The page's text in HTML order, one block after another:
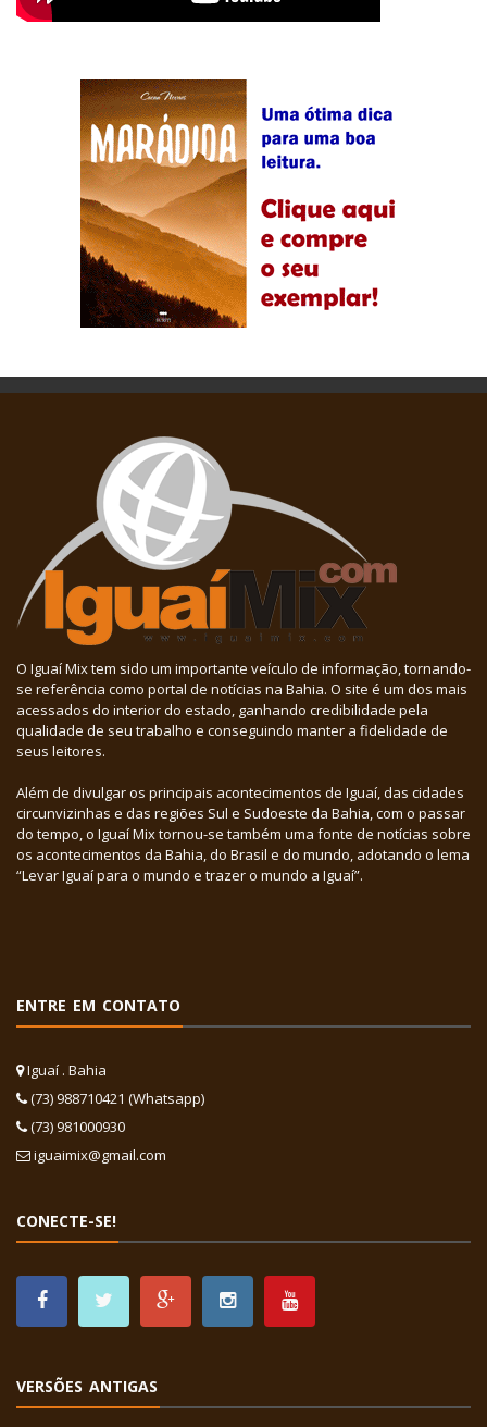
O Iguaí Mix tem sido um importante veículo de informação, tornando-
se referência como portal de notícias na Bahia. O site é um dos mais
acessados do interior do estado, ganhando credibilidade pela
qualidade de seu trabalho e conseguindo manter a fidelidade de
seus leitores.
Além de divulgar os principais acontecimentos de Iguaí, das cidades
circunvizinhas e das regiões Sul e Sudoeste da Bahia, com o passar
do tempo, o Iguaí Mix tornou-se também uma fonte de notícias sobre
os acontecimentos da Bahia, do Brasil e do mundo, adotando o lema
“Levar Iguaí para o mundo e trazer o mundo a Iguaí”.
ENTRE EM CONTATO
Iguaí . Bahia
(73) 988710421 (Whatsapp)
(73) 981000930
iguaimix@gmail.com
CONECTE-SE!
VERSÕES ANTIGAS